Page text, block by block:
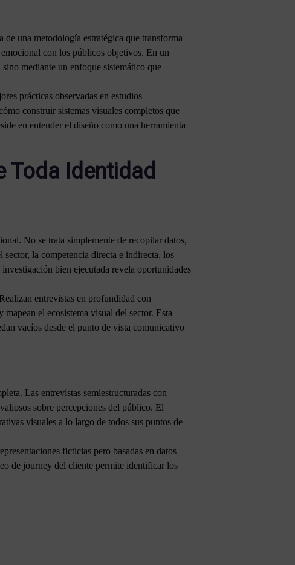
de una metodología estratégica que transforma
con los públicos objetivos. En un
mediante un enfoque sistemático que
prácticas observadas en estudios
construir sistemas visuales completos que
en entender el diseño como una herramienta
Toda Identidad
No se trata simplemente de recopilar datos,
la competencia directa e indirecta, los
bien ejecutada revela oportunidades
entrevistas en profundidad con
el ecosistema visual del sector. Esta
vacíos desde el punto de vista comunicativo
Las entrevistas semiestructuradas con
sobre percepciones del público. El
visuales a lo largo de todos sus puntos de
ficticias pero basadas en datos
de journey del cliente permite identificar los